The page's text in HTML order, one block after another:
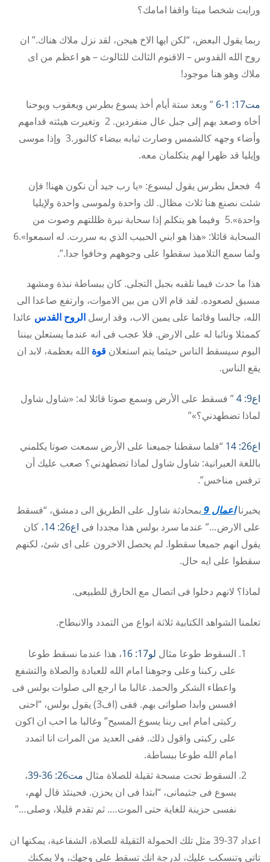
ورايت شخصا ميتا واقفا امامك؟
ربما يقول البعض، “لكن ايها الاخ هيجن، لقد نزل ملاك هناك.” ان
روح الله القدوس – الاقنوم الثالث للثالوث – هو اعظم من اى
ملاك وهو هنا موجود!
مت17: 1-6
” وبعد ستة أيام أخذ يسوع بطرس ويعقوب ويوحنا
أخاه وصعد بهم إلى جبل عال منفردين. 2 وتغيرت هيئته قدامهم
وأضاء وجهه كالشمس وصارت ثيابه بيضاء كالنور.3 وإذا موسى
وإيليا قد ظهرا لهم يتكلمان معه.
4 فجعل بطرس يقول ليسوع: «يا رب جيد أن نكون ههنا! فإن
شئت نصنع هنا ثلاث مظال. لك واحدة ولموسى واحدة ولإيليا
واحدة».5 وفيما هو يتكلم إذا سحابة نيرة ظللتهم وصوت من
ولما سمع التلاميذ سقطوا على وجوههم وخافوا جدا.”.
هذا ما حدث فيما نلقبه بجبل التجلى. كان ببساطة نبذة ومشهد
مسبق لصعوده. لقد قام الان من بين الاموات، وارتفع صاعدا الى
الله، جالسا وقائما على يمين الاب، وقد ارسل الروح القدس عائدا
كممثلا ونائبا له على الارض. فلا عجب فى انه عندما يستعلن بيننا
اليوم سيسقط الناس حيثما يتم استعلان قوة الله بعظمة، لابد ان
يقع الناس.
اع9: 4
” فسقط على الأرض وسمع صوتا قائلا له: «شاول شاول
لماذا تضطهدني؟»”
اع26: 14
“فلما سقطنا جميعنا على الأرض سمعت صوتا يكلمني
باللغة العبرانية: شاول شاول لماذا تضطهدني؟ صعب عليك أن
ترفس مناخس”.
يخبرنااعمال 9
بمحادثة شاول على الطريق الى دمشق، “فسقط
على الارض…” عندما سرد بولس هذا مجددا فى اع26: 14
، كان
يقول انهم جميعا سقطوا. لم يحصل الاخرون على اى شئ، لكنهم
سقطوا على ايه حال.
لماذا؟ لانهم دخلوا فى اتصال مع الخارق للطبيعى.
تعلمنا الشواهد الكتابية ثلاثة انواع من التمدد والانبطاح.
السقوط طوعا مثال لو17: 16
، هذا عندما نسقط طوعا
على ركبنا وعلى وجوهنا امام الله للعبادة والصلاة والتشفع
واعطاء الشكر والحمد. غالبا ما ارجع الى صلوات بولس فى
افسس وابدا صلواتى بهم. ففى (اف3) يقول بولس، “احنى
ركبتى امام ابى ربنا يسوع المسيح” وغالبا ما احب ان اكون
على ركبتى واقول ذلك. ففى العديد من المرات انا اتمدد
امام الله طوعا ببساطة.
السقوط تحت مسحة ثقيلة للصلاة مثال مت26: 36-39
،
يسوع فى جثيمانى، “ابتدا فى ان يحزن. فحينئذ قال لهم،
نفسى حزينة للغاية حتى الموت…. ثم تقدم قليلا، وصلى…”
اعداد 37-39 مثل تلك الحمولة الثقيلة للصلاة، الشفاعية، يمكنها ان
تاتى وتنسكب عليك، لدرجة انك تسقط على وجهك، ولا يمكنك